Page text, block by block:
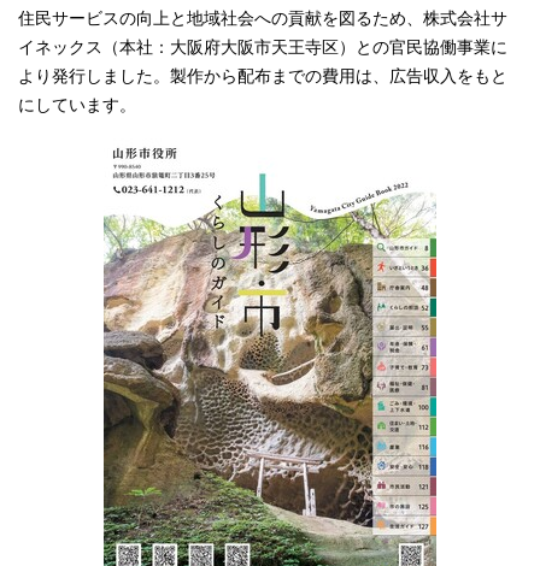
住民サービスの向上と地域社会への貢献を図るため、株式会社サ
イネックス（本社：大阪府大阪市天王寺区）との官民協働事業に
より発行しました。製作から配布までの費用は、広告収入をもと
にしています。